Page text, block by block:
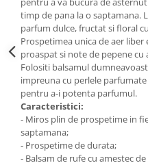
Dezinfectant Sano
Domestos Verde
Domestos WC
Gel Antibacterian
Igienol Dezinfectant
Produse Curatenie Baie
Produse Sano Baie
Sanytol Dezinfectant
Hartie Igienica
timp de pana la o saptamana.
parfum dulce, fructat si floral
Prospetimea unica de aer
proaspat si note de pepene
Folositi balsamul
impreuna cu perlele
pentru a-i potenta parfumul.
Caracteristici:
- Miros plin de prospetime in
saptamana;
- Prospetime de durata;
- Balsam de rufe cu amestec